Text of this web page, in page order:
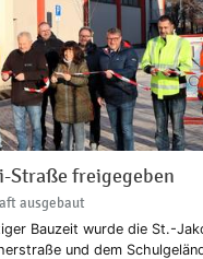
Straße freigegeben
ausgebaut
Bauzeit wurde die St.-
und dem